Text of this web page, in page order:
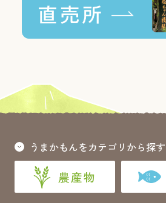
うまかもんをカテゴリから探す
農産物